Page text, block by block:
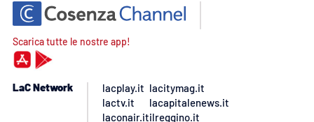
Scarica tutte le nostre app!
LaC Network
lacplay.it
lactv.it
laconair.it
lacitymag.it
lacapitalenews.it
ilreggino.it